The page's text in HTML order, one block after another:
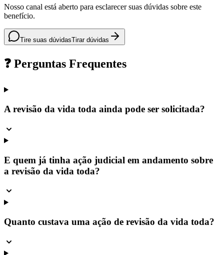
Nosso canal está aberto para esclarecer suas dúvidas sobre este
benefício.
Tire suas dúvidasTirar dúvidas
❓ Perguntas Frequentes
A revisão da vida toda ainda pode ser solicitada?
E quem já tinha ação judicial em andamento sobre
a revisão da vida toda?
Quanto custava uma ação de revisão da vida toda?